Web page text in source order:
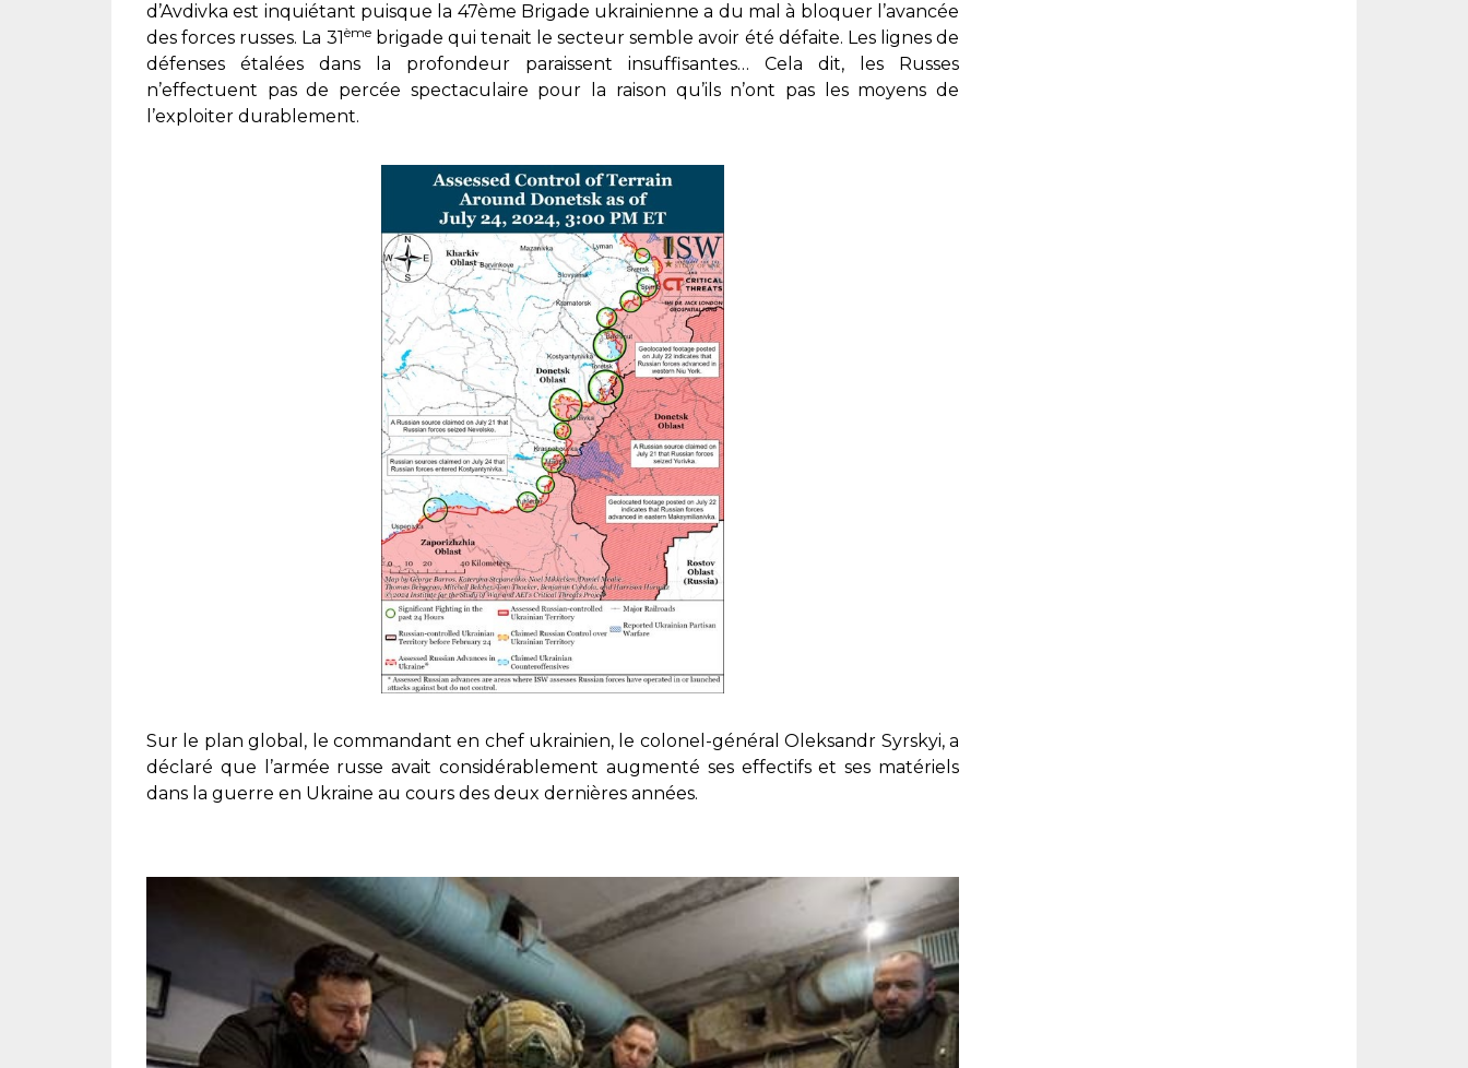
d’Avdivka est inquiétant puisque la 47ème Brigade ukrainienne a du mal à bloquer l’avancée
des forces russes. La 31èmebrigade qui tenait le secteur semble avoir été défaite. Les lignes de
défenses étalées dans la profondeur paraissent insuffisantes… Cela dit, les Russes
n’effectuent pas de percée spectaculaire pour la raison qu’ils n’ont pas les moyens de
l’exploiter durablement.
Sur le plan global, le commandant en chef ukrainien, le colonel-général Oleksandr Syrskyi, a
déclaré que l’armée russe avait considérablement augmenté ses effectifs et ses matériels
dans la guerre en Ukraine au cours des deux dernières années.